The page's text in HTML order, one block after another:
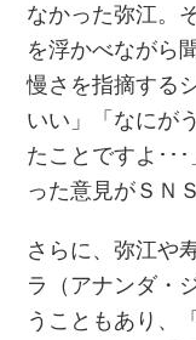
なかった弥江。
を浮かべながら
慢さを指摘する
いい」「なにが
たことですよ･･
った意見がＳＮ
さらに、弥江や
ラ（アナンダ・
うこともあり、